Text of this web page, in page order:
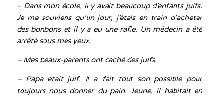
– Dans mon école, il y avait beaucoup d’enfants juifs.
Je me souviens qu’un jour, j’étais en train d’acheter
des bonbons et il y a eu une rafle. Un médecin a été
arrêté sous mes yeux.
– Mes beaux-parents ont caché des juifs.
– Papa était juif. Il a fait tout son possible pour
toujours nous donner du pain. Jeune, il habitait en